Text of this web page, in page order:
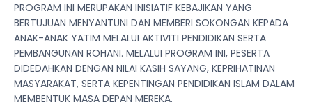
PROGRAM INI MERUPAKAN INISIATIF KEBAJIKAN YANG
BERTUJUAN MENYANTUNI DAN MEMBERI SOKONGAN KEPADA
ANAK-ANAK YATIM MELALUI AKTIVITI PENDIDIKAN SERTA
PEMBANGUNAN ROHANI. MELALUI PROGRAM INI, PESERTA
DIDEDAHKAN DENGAN NILAI KASIH SAYANG, KEPRIHATINAN
MASYARAKAT, SERTA KEPENTINGAN PENDIDIKAN ISLAM DALAM
MEMBENTUK MASA DEPAN MEREKA.